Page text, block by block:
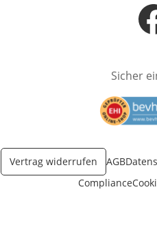
Sicher
Öffnet in
Vertrag widerrufen AGB
Compliance